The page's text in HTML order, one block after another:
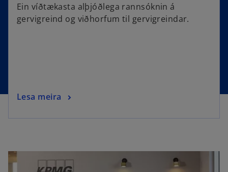
Ein víðtækasta alþjóðlega rannsóknin á
gervigreind og viðhorfum til gervigreindar.
Lesa meira